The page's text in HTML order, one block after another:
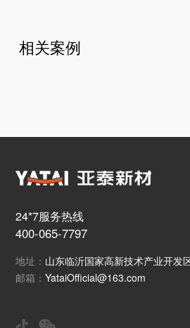
相关案例
24*7服务热线
400-065-7797
地址： 山东临沂国家高新技术产业开发
邮箱：YataiOfficial@163.com